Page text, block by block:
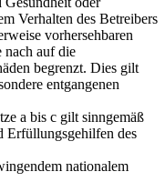
Verhalten des Betreibers
vorhersehbaren
nach auf die
begrenzt. Dies gilt
entgangenen
a bis c gilt sinngemäß
Erfüllungsgehilfen des
nationalem